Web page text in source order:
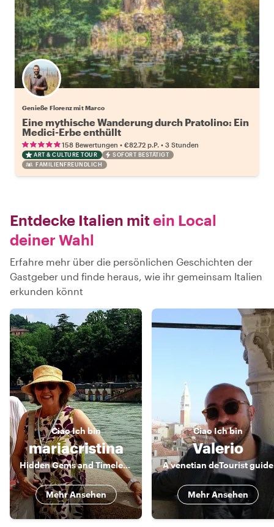
Genieße Florenz mit Marco
Eine mythische Wanderung durch Pratolino: Ein
Medici-Erbe enthüllt
158 Bewertungen • €82.72 p.P. • 3 Stunden
ART & CULTURE TOUR
SOFORT BESTÄTIGT
FAMILIENFREUNDLICH
Entdecke Italien mitein Local
deiner Wahl
Erfahre mehr über die persönlichen Geschichten der
Gastgeber und finde heraus, wie ihr gemeinsam Italien
erkunden könnt
CiaoIch bin
mariacristina
Hidden Gems and Timeless Stories
Mehr Ansehen
CiaoIch bin
Valerio
A venetian deTourist guide
Mehr Ansehen